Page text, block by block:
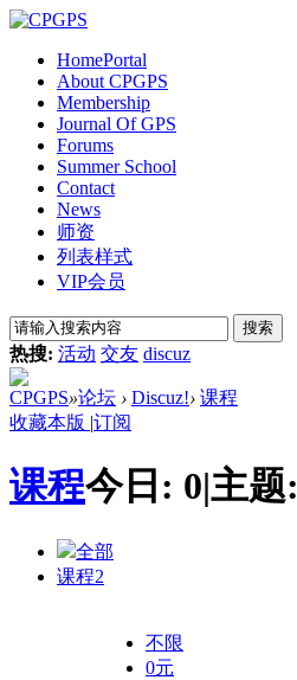
HomePortal
About CPGPS
Membership
Journal Of GPS
Forums
Summer School
Contact
News
师资
列表样式
VIP会员
搜索
热搜: 活动 交友 discuz
CPGPS»论坛 › Discuz!› 课程
收藏本版 |订阅
课程今日: 0|主题:
全部
课程2
不限
0元